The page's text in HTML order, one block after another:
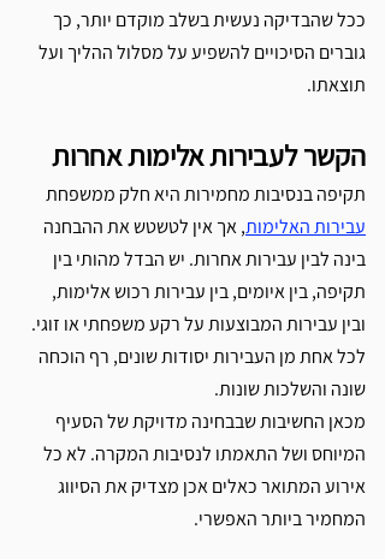
ככל שהבדיקה נעשית בשלב מוקדם יותר, כך
גוברים הסיכויים להשפיע על מסלול ההליך ועל
תוצאתו.
הקשר לעבירות אלימות אחרות
תקיפה בנסיבות מחמירות היא חלק ממשפחת
עבירות האלימות, אך אין לטשטש את ההבחנה
בינה לבין עבירות אחרות. יש הבדל מהותי בין
תקיפה, בין איומים, בין עבירות רכוש אלימות,
ובין עבירות המבוצעות על רקע משפחתי או זוגי.
לכל אחת מן העבירות יסודות שונים, רף הוכחה
שונה והשלכות שונות.
מכאן החשיבות שבבחינה מדויקת של הסעיף
המיוחס ושל התאמתו לנסיבות המקרה. לא כל
אירוע המתואר כאלים אכן מצדיק את הסיווג
המחמיר ביותר האפשרי.